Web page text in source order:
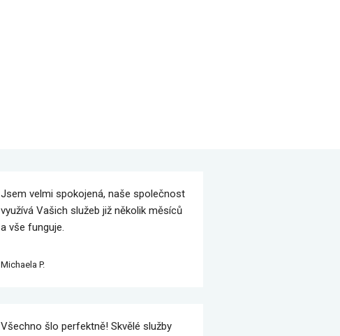
Jsem velmi spokojená, naše společnost
využívá Vašich služeb již několik měsíců
a vše funguje.
Michaela P.
Všechno šlo perfektně! Skvělé služby